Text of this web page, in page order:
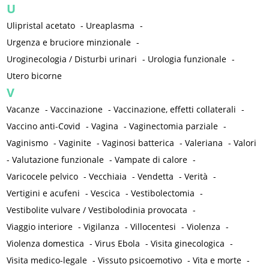
U
Ulipristal acetato - Ureaplasma -
Urgenza e bruciore minzionale -
Uroginecologia / Disturbi urinari - Urologia funzionale -
Utero bicorne
V
Vacanze -Vaccinazione -Vaccinazione, effetti collaterali -
Vaccino anti-Covid -Vagina -Vaginectomia parziale -
Vaginismo -Vaginite -Vaginosi batterica -Valeriana -Valori
-Valutazione funzionale -Vampate di calore -
Varicocele pelvico -Vecchiaia -Vendetta -Verità -
Vertigini e acufeni -Vescica -Vestibolectomia -
Vestibolite vulvare / Vestibolodinia provocata -
Viaggio interiore -Vigilanza -Villocentesi -Violenza -
Violenza domestica -Virus Ebola -Visita ginecologica -
Visita medico-legale -Vissuto psicoemotivo -Vita e morte -